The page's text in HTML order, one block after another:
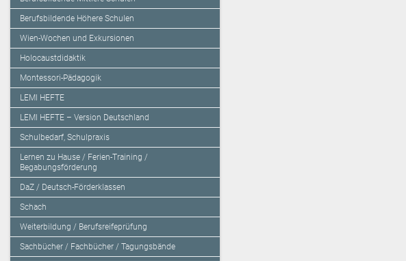
Berufsbildende Höhere Schulen
Wien-Wochen und Exkursionen
Holocaustdidaktik
Montessori-Pädagogik
LEMI HEFTE
LEMI HEFTE – Version Deutschland
Schulbedarf, Schulpraxis
Lernen zu Hause / Ferien-Training /
Begabungsförderung
DaZ / Deutsch-Förderklassen
Schach
Weiterbildung / Berufsreifeprüfung
Sachbücher / Fachbücher / Tagungsbände